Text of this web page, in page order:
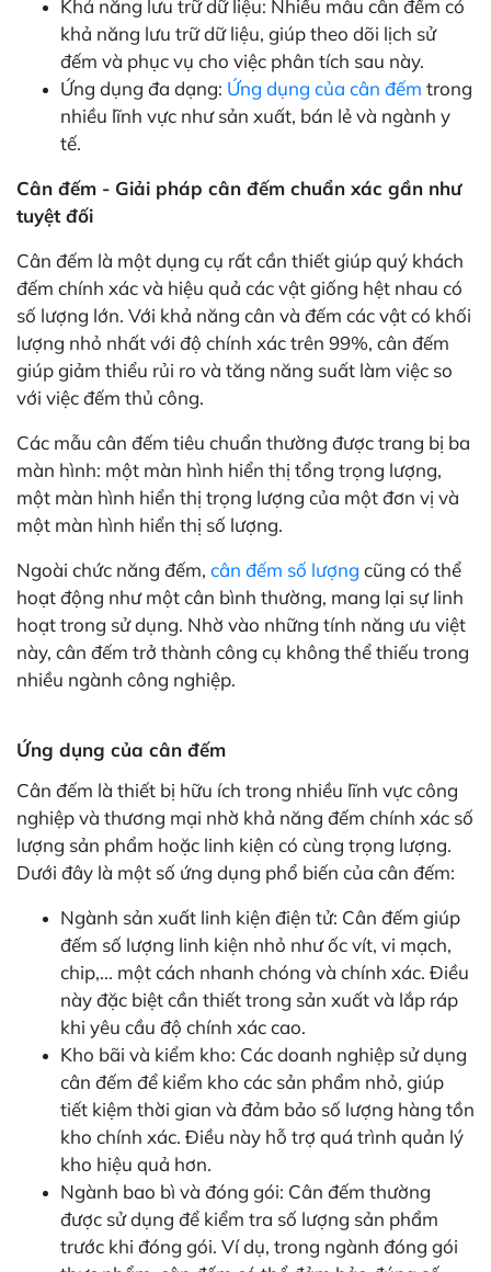
Khả năng lưu trữ dữ liệu: Nhiều mẫu cân đếm có
khả năng lưu trữ dữ liệu, giúp theo dõi lịch sử
đếm và phục vụ cho việc phân tích sau này.
Ứng dụng đa dạng: Ứng dụng của cân đếm trong
nhiều lĩnh vực như sản xuất, bán lẻ và ngành y
tế.
Cân đếm - Giải pháp cân đếm chuẩn xác gần như
tuyệt đối
Cân đếm là một dụng cụ rất cần thiết giúp quý khách
đếm chính xác và hiệu quả các vật giống hệt nhau có
số lượng lớn. Với khả năng cân và đếm các vật có khối
lượng nhỏ nhất với độ chính xác trên 99%, cân đếm
giúp giảm thiểu rủi ro và tăng năng suất làm việc so
với việc đếm thủ công.
Các mẫu cân đếm tiêu chuẩn thường được trang bị ba
màn hình: một màn hình hiển thị tổng trọng lượng,
một màn hình hiển thị trọng lượng của một đơn vị và
một màn hình hiển thị số lượng.
Ngoài chức năng đếm, cân đếm số lượng cũng có thể
hoạt động như một cân bình thường, mang lại sự linh
hoạt trong sử dụng. Nhờ vào những tính năng ưu việt
này, cân đếm trở thành công cụ không thể thiếu trong
nhiều ngành công nghiệp.
Ứng dụng của cân đếm
Cân đếm là thiết bị hữu ích trong nhiều lĩnh vực công
nghiệp và thương mại nhờ khả năng đếm chính xác số
lượng sản phẩm hoặc linh kiện có cùng trọng lượng.
Dưới đây là một số ứng dụng phổ biến của cân đếm:
Ngành sản xuất linh kiện điện tử: Cân đếm giúp
đếm số lượng linh kiện nhỏ như ốc vít, vi mạch,
chip,... một cách nhanh chóng và chính xác. Điều
này đặc biệt cần thiết trong sản xuất và lắp ráp
khi yêu cầu độ chính xác cao.
Kho bãi và kiểm kho: Các doanh nghiệp sử dụng
cân đếm để kiểm kho các sản phẩm nhỏ, giúp
tiết kiệm thời gian và đảm bảo số lượng hàng tồn
kho chính xác. Điều này hỗ trợ quá trình quản lý
kho hiệu quả hơn.
Ngành bao bì và đóng gói: Cân đếm thường
được sử dụng để kiểm tra số lượng sản phẩm
trước khi đóng gói. Ví dụ, trong ngành đóng gói